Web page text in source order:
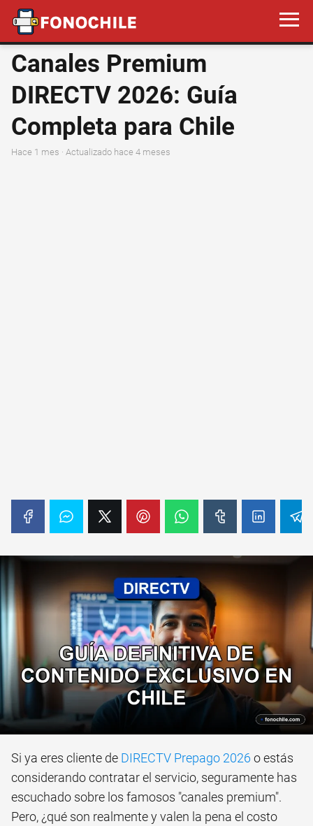
Canales Premium
DIRECTV 2026: Guía
Completa para Chile
hace 1 mes · Actualizado hace 4 meses
Si ya eres cliente de DIRECTV Prepago 2026 o estás
considerando contratar el servicio, seguramente has
escuchado sobre los famosos "canales premium".
Pero, ¿qué son realmente y valen la pena el costo